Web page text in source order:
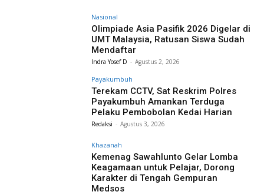
Nasional
Olimpiade Asia Pasifik 2026 Digelar di
UMT Malaysia, Ratusan Siswa Sudah
Mendaftar
Indra Yosef D - Agustus 2, 2026
Payakumbuh
Terekam CCTV, Sat Reskrim Polres
Payakumbuh Amankan Terduga
Pelaku Pembobolan Kedai Harian
Redaksi - Agustus 3, 2026
Khazanah
Kemenag Sawahlunto Gelar Lomba
Keagamaan untuk Pelajar, Dorong
Karakter di Tengah Gempuran
Medsos